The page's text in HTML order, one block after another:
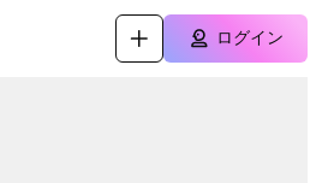
ログイン